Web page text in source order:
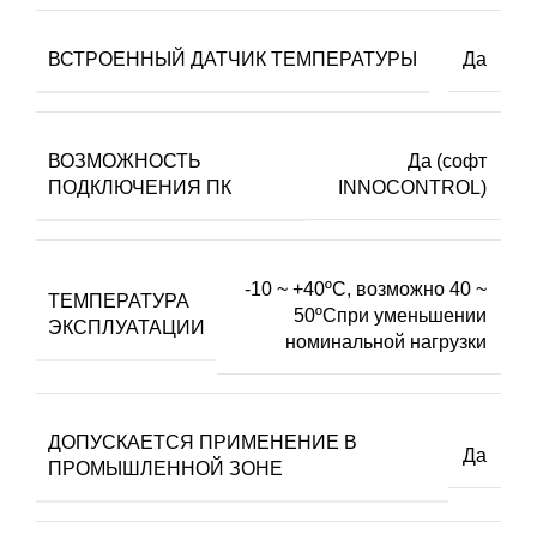
ВСТРОЕННЫЙ ДАТЧИК ТЕМПЕРАТУРЫ Да
ВОЗМОЖНОСТЬ
ПОДКЛЮЧЕНИЯ ПК
Да (софт
INNOCONTROL)
ТЕМПЕРАТУРА
ЭКСПЛУАТАЦИИ
-10 ~ +40ºC, возможно 40 ~
50ºCпри уменьшении
номинальной нагрузки
ДОПУСКАЕТСЯ ПРИМЕНЕНИЕ В
ПРОМЫШЛЕННОЙ ЗОНЕ
Да